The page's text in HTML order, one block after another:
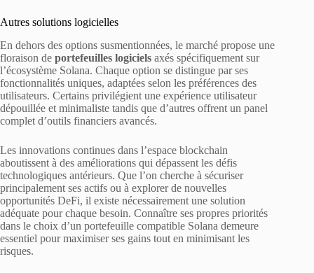
Autres solutions logicielles
En dehors des options susmentionnées, le marché propose une
floraison de portefeuilles logiciels axés spécifiquement sur
l’écosystème Solana. Chaque option se distingue par ses
fonctionnalités uniques, adaptées selon les préférences des
utilisateurs. Certains privilégient une expérience utilisateur
dépouillée et minimaliste tandis que d’autres offrent un panel
complet d’outils financiers avancés.
Les innovations continues dans l’espace blockchain
aboutissent à des améliorations qui dépassent les défis
technologiques antérieurs. Que l’on cherche à sécuriser
principalement ses actifs ou à explorer de nouvelles
opportunités DeFi, il existe nécessairement une solution
adéquate pour chaque besoin. Connaître ses propres priorités
dans le choix d’un portefeuille compatible Solana demeure
essentiel pour maximiser ses gains tout en minimisant les
risques.